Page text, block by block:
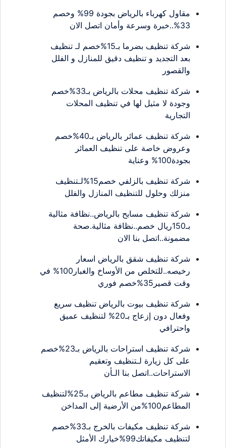
مقاول كهرباء بالرياض بجودة 99% وخصم
33%..خبرة وسرعة وأمان اتصل الان
شركة تنظيف بضرما بـ15%خصم لـ تنظيف
بعد التجديد و تنظيف دقيق للمنازل و الفلل
والقصور
شركة تنظيف محلات بالرياض بـ33%خصم
وجودة لا مثيل لها في تنظيف المحلات
التجارية
شركة تنظيف عمائر بالرياض بـ40%خصم
وعروض خاصة على تنظيف العمائر
بجودة100% وعناية
شركة تنظيف بالزلفي خصم15%لـتنظيف
منزلك وحلول للتنظيف المنازل والفلل
شركة تنظيف مسابح بالرياض..نظافة مثالية
بـ150ريال خصم..نظافة مثالية.صحة
مضمونة..اتصل بنا الان
شركة تنظيف شقق بالرياض اسعار
رخيصه..للتخلص من الأوساخ والغبار100% في
وقت قصير35%خصم فوري
شركة تنظيف بيوت بالرياض تنظيف سريع
وفعال دون إزعاج بـ20% لتنظيف عميق
واحترافي
شركة تنظيف استراحات بالرياض بـ23%خصم
على كل زيارة لـتنظيف وتعقيم
الاستراحات..اتصل بنا الـأن
شركة تنظيف مطاعم بالرياض بـ25%لتنظيف
المطاعم100%من الأرضية إلى المداخن
شركة تنظيف مكيفات بالخرج بـ33%خصم
لتنظيف مكيفاتك99%خيارك الأمثل